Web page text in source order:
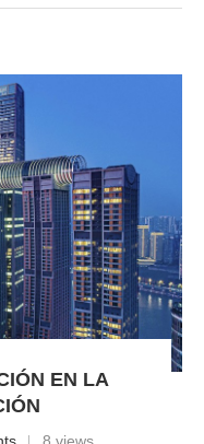
EN LA
8 views